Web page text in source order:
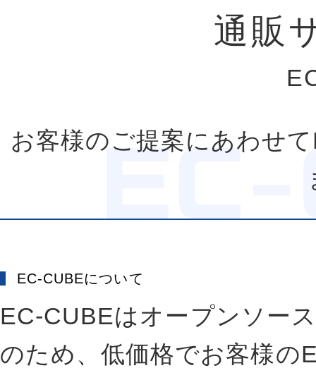
通販
お客様のご提案にあわせ
EC-CUBEについて
EC-CUBEはオープンソー
のため、低価格でお客様の